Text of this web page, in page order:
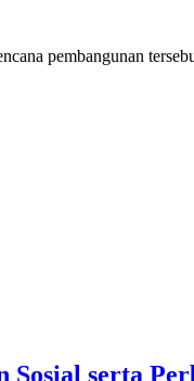
pembangunan
Sosial serta